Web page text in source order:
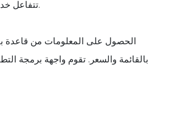
تتفاعل خدمة توصيل الطعام الخاصة بطرف ثالث هنا مع واجهة برمجة التطبيقات الخاصة بالمطعم.
بالقائمة والسعر. تقوم واجهة برمجة